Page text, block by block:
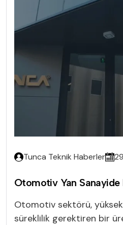
Tunca Teknik Haberler
Otomotiv Yan
Otomotiv sektörü,
süreklilik gerektiren bir